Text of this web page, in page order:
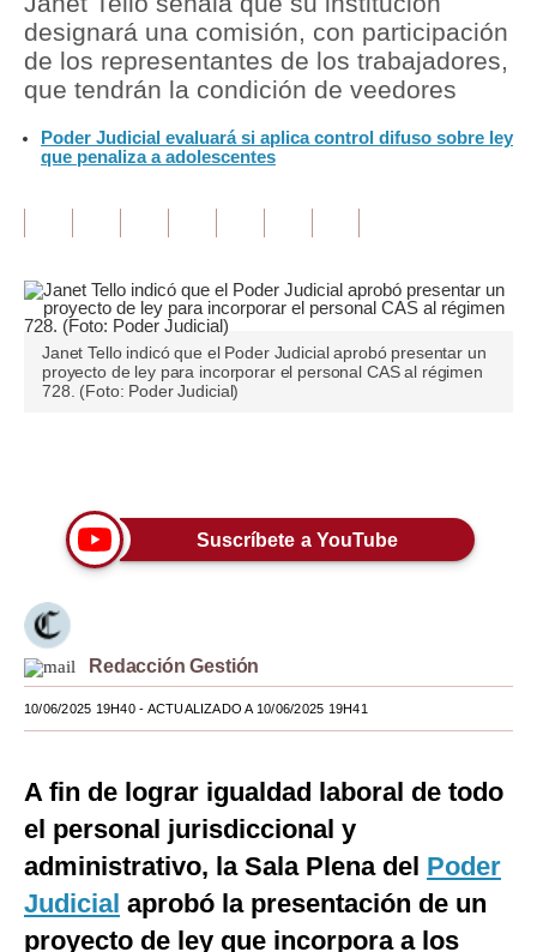
Tu Dinero
Finanzas Personales
Inmobiliarias
Opinión
Editorial
Pregunta de hoy
Blogs
Viajes
Moda
Estilos
Mundo
EEUU
Internacional
Tecnología
designará una comisión, con participación
de los representantes de los trabajadores,
que tendrán la condición de veedores
Poder Judicial evaluará si aplica control difuso sobre ley
que penaliza a adolescentes
Janet Tello indicó que el Poder Judicial aprobó presentar un
proyecto de ley para incorporar el personal CAS al régimen
728. (Foto: Poder Judicial)
Suscríbete a YouTube
Redacción Gestión
10/06/2025 19H40- ACTUALIZADO A 10/06/2025 19H41
A fin de lograr igualdad laboral de todo
el personal jurisdiccional y
administrativo, la Sala Plena del Poder
Judicial aprobó la presentación de un
proyecto de ley que incorpora a los